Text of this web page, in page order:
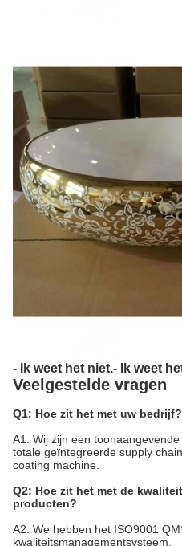
- Ik weet het niet.- Ik weet
Veelgestelde vragen
Q1: Hoe zit het met uw bedrijf?
A1: Wij zijn een
totale geïntegreerde supply
coating machine.
Q2: Hoe zit het met de
producten?
A2: We hebben het ISO9001
kwaliteitsmanagementsysteem.